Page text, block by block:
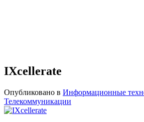
IXcellerate
Опубликовано в Информационные
Телекоммуникации